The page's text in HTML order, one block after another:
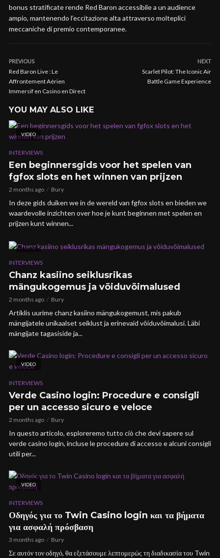
bonus stratificate rende Red Baron accessibile a un audience
ampio, mantenendo l’eccitazione alta attraverso molteplici
meccaniche di premio contemporanee.
PREVIOUS
Red Baron Live : Le
Affrontement Aérien
Immersif en Casino en Direct
NEXT
Scarlet Pilot: The Iconic Air
Battle Game Experience
YOU MAY ALSO LIKE
VIDEO
INTERVIEWS
Een beginnersgids voor het spelen van
fgfox slots en het winnen van prijzen
2 months ago Bury
In deze gids duiken we in de wereld van fgfox slots en bieden we
waardevolle inzichten over hoe je kunt beginnen met spelen en
prijzen kunt winnen...
INTERVIEWS
Chanz kasiino seiklusrikas
mängukogemus ja võiduvõimalused
2 months ago Bury
Artiklis uurime chanz kasiino mängukogemust, mis pakub
mängijatele unikaalset seiklust ja erinevaid võiduvõimalusi. Läbi
mängijate tagasiside ja...
VIDEO
INTERVIEWS
Verde Casino login: Procedure e consigli
per un accesso sicuro e veloce
2 months ago Bury
In questo articolo, esploreremo tutto ciò che devi sapere sul
verde casino login, incluse le procedure di accesso e alcuni consigli
utili per...
VIDEO
INTERVIEWS
Οδηγός για το Twin Casino login και τα βήματα
για ασφαλή πρόσβαση
3 months ago Bury
Σε αυτόν τον οδηγό, θα εξετάσουμε λεπτομερώς τη διαδικασία του Twin